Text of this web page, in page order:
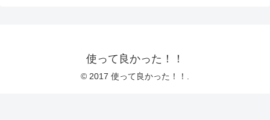
使って良かった！！
© 2017 使って良かった！！.